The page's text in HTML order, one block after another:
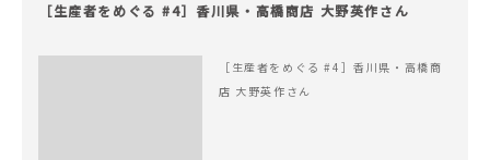
［生産者をめぐる #4］香川県・高橋商店 大野英作さん
［生産者をめぐる #4］香川県・高橋商
店 大野英作さん